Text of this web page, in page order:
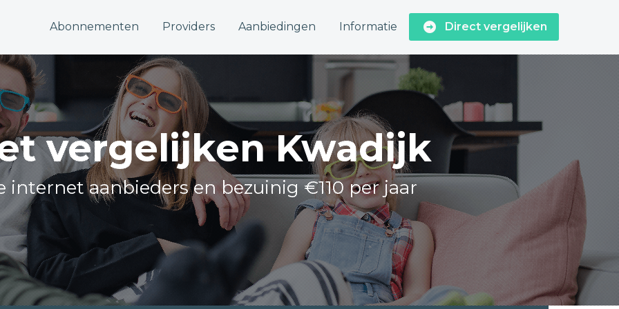
Abonnementen Providers Aanbiedingen Informatie Direct vergelijken
vergelijken Kwadijk
internet aanbieders en bezuinig €110 per jaar